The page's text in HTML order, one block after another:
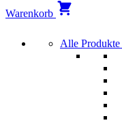
Warenkorb
Alle Produkte